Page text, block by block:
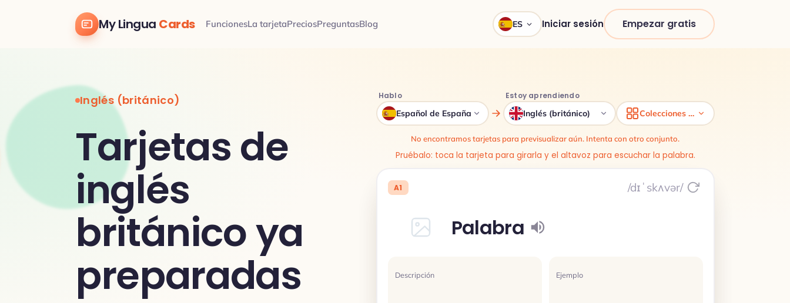
My Lingua Cards FuncionesLa tarjetaPreciosPreguntasBlog ES Iniciar sesión Empezar gratis
Inglés (británico)
Tarjetas de
inglés
británico ya
preparadas
Hablo
Español de España
Estoy aprendiendo
Inglés (británico) Colecciones de vocabulario
No encontramos tarjetas para previsualizar aún. Intenta con otro conjunto.
Pruébalo: toca la tarjeta para girarla y el altavoz para escuchar la palabra.
A1 /dɪˈskʌvər/
Palabra
Descripción Ejemplo